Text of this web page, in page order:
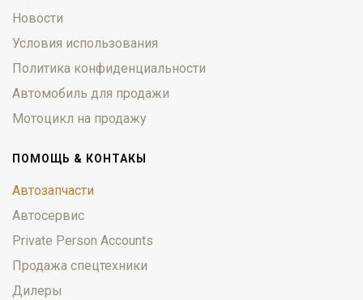
Новости
Условия использования
Политика конфиденциальности
Автомобиль для продажи
Мотоцикл на продажу
ПОМОЩЬ & КОНТАКЫ
Автозапчасти
Автосервис
Private Person Accounts
Продажа спецтехники
Дилеры